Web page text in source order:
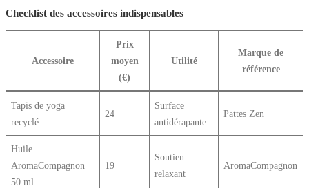
Checklist des accessoires indispensables
Accessoire
Prix
moyen
(€)
Utilité
Marque de
référence
Tapis de yoga
recyclé
24
Surface
antidérapante
Pattes Zen
Huile
AromaCompagnon
50 ml
19
Soutien
relaxant
AromaCompagnon